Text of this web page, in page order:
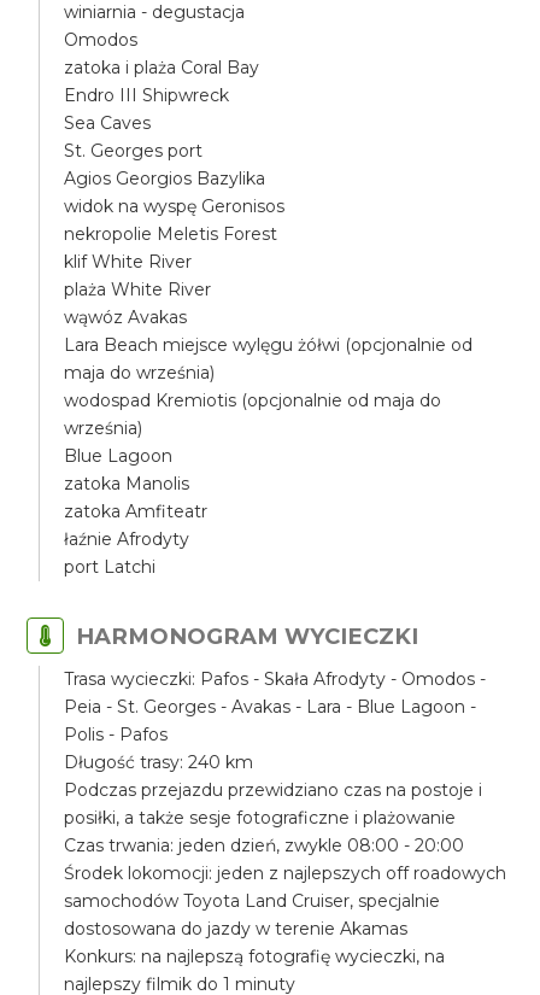
winiarnia - degustacja
Omodos
zatoka i plaża Coral Bay
Endro III Shipwreck
Sea Caves
St. Georges port
Agios Georgios Bazylika
widok na wyspę Geronisos
nekropolie Meletis Forest
klif White River
plaża White River
wąwóz Avakas
Lara Beach miejsce wylęgu żółwi (opcjonalnie od
maja do września)
wodospad Kremiotis (opcjonalnie od maja do
września)
Blue Lagoon
zatoka Manolis
zatoka Amfiteatr
łaźnie Afrodyty
port Latchi
HARMONOGRAM WYCIECZKI
Trasa wycieczki: Pafos - Skała Afrodyty - Omodos -
Peia - St. Georges - Avakas - Lara - Blue Lagoon -
Polis - Pafos
Długość trasy: 240 km
Podczas przejazdu przewidziano czas na postoje i
posiłki, a także sesje fotograficzne i plażowanie
Czas trwania: jeden dzień, zwykle 08:00 - 20:00
Środek lokomocji: jeden z najlepszych off roadowych
samochodów Toyota Land Cruiser, specjalnie
dostosowana do jazdy w terenie Akamas
Konkurs: na najlepszą fotografię wycieczki, na
najlepszy filmik do 1 minuty